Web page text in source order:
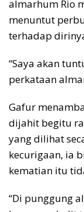
almarhum Rio
menuntut
terhadap
“Saya akan
perkataan
Gafur
dijahit begitu
yang dilihat
kecurigaan, ia
kematian itu
“Di punggung